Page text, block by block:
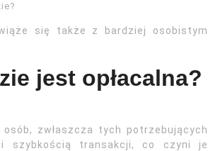
się także z bardziej osobistym
jest opłacalna?
zwłaszcza tych potrzebujących
szybkością transakcji, co czyni je